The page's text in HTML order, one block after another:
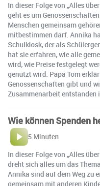
In dieser Folge von „Alles
geht es um
Menschen gemeinsam
mitbestimmen darf. Annika
Schulkiosk, der als
hat sie erfahren, wie alle
wird, wie Preise festgelegt
genutzt wird. Papa Tom
Genossenschaften gibt und
Zusammenarbeit entstanden
Wie können Spenden
5 Minuten
In dieser Folge von „Alles
dreht sich alles um das
Annika sind auf dem Weg zu
gemeinsam mit anderen